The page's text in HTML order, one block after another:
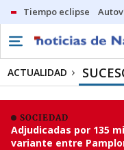
Tiempo eclipse
ACTUALIDAD
SOCIEDAD
Adjudicadas por 135
variante entre